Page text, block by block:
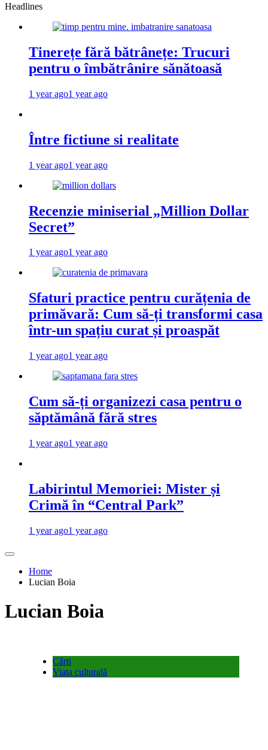
Headlines
Tinerețe fără bătrânețe: Trucuri
pentru o îmbătrânire sănătoasă
1 year ago1 year ago
Între fictiune si realitate
1 year ago1 year ago
Recenzie miniserial „Million Dollar
Secret”
1 year ago1 year ago
Sfaturi practice pentru curățenia de
primăvară: Cum să-ți transformi casa
într-un spațiu curat și proaspăt
1 year ago1 year ago
Cum să-ți organizezi casa pentru o
săptămână fără stres
1 year ago1 year ago
Labirintul Memoriei: Mister și
Crimă în “Central Park”
1 year ago1 year ago
Home
Lucian Boia
Lucian Boia
Cărti
Viata culturală